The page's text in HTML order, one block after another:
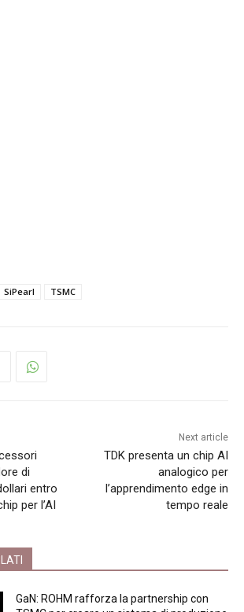
SiPearl TSMC
di
entro
per l’AI
Next article
TDK presenta un chip AI
analogico per
l’apprendimento edge in
tempo reale
GaN: ROHM rafforza la partnership con